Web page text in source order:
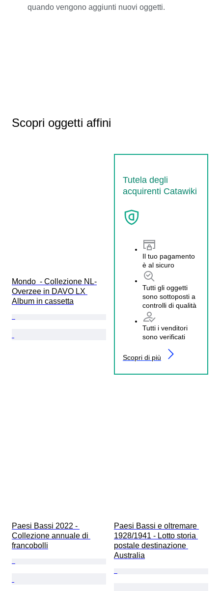
quando vengono aggiunti nuovi oggetti.
Scopri oggetti affini
Tutela degli
acquirenti Catawiki
Il tuo pagamento
è al sicuro
Tutti gli oggetti
sono sottoposti a
controlli di qualità
Tutti i venditori
sono verificati
Scopri di più
Mondo  - Collezione NL-
Overzee in DAVO LX
Album in cassetta
Paesi Bassi 2022 -
Collezione annuale di
francobolli
Paesi Bassi e oltremare
1928/1941 - Lotto storia
postale destinazione
Australia